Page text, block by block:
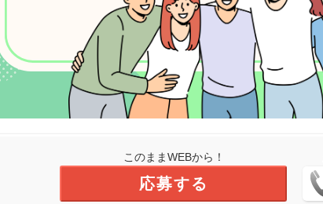
このままWEBから！
応募する